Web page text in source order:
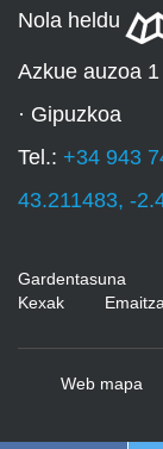
Nola heldu
Azkue auzoa
· Gipuzkoa
Tel.: +34 943
43.211483, -
Gardentasuna
Kexak
Web mapa